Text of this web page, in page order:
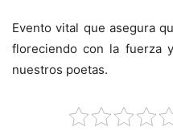
Evento vital que asegura
floreciendo con la fuerza
nuestros poetas.